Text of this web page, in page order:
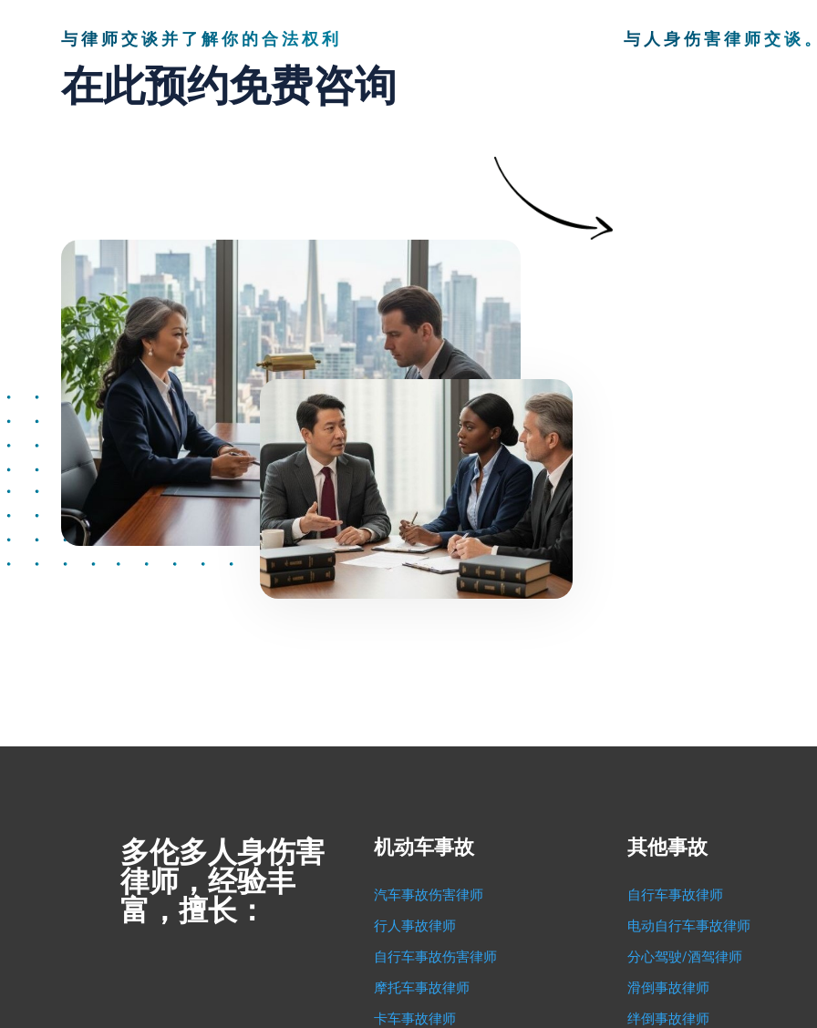
与律师交谈并了解你的合法权利
在此预约免费咨询
与人身伤害律师交谈
多伦多人身伤害
律师，经验丰
富，擅长：
机动车事故
汽车事故伤害律师
行人事故律师
自行车事故伤害律师
摩托车事故律师
卡车事故律师
其他事故
自行车事故律师
电动自行车事故律师
分心驾驶/酒驾律师
滑倒事故律师
绊倒事故律师